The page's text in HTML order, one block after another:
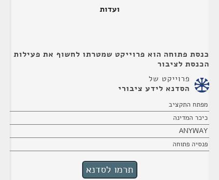
ועדות
כנסת פתוחה הוא פרוייקט שמטרתו לחשוף את פעילות
הכנסת לציבור
פרוייקט של
הסדנא לידע ציבורי
מפתח התקציב
כיכר המדינה
ANYWAY
פנסיה פתוחה